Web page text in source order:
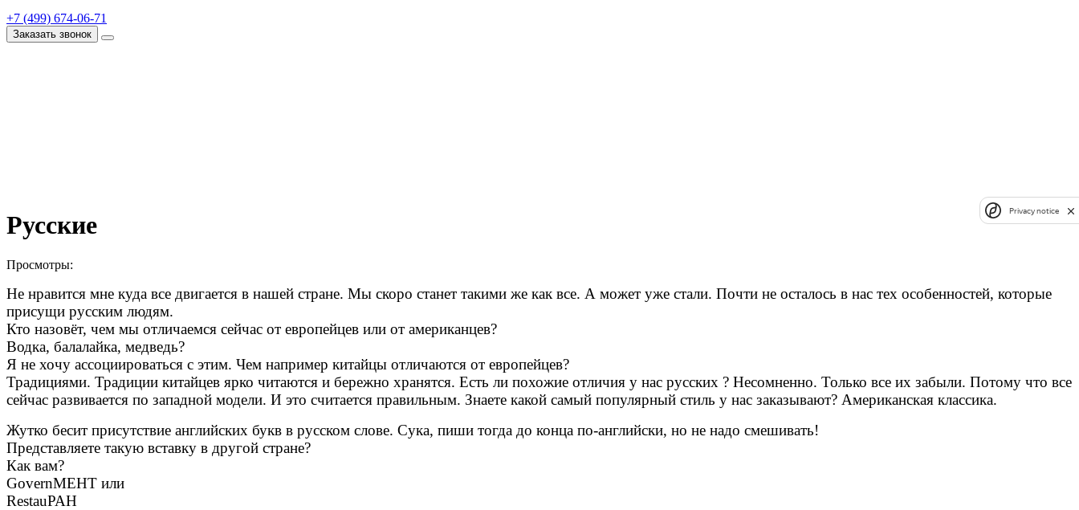
+7 (499) 674-06-71
Заказать звонок
Русские
Просмотры:
Не нравится мне куда все двигается в нашей стране. Мы скоро станет такими же как все. А может уже стали. Почти не осталось в нас тех особенностей, которые
присущи русским людям.
Кто назовёт, чем мы отличаемся сейчас от европейцев или от американцев?
Водка, балалайка, медведь?
Я не хочу ассоциироваться с этим. Чем например китайцы отличаются от европейцев?
Традициями. Традиции китайцев ярко читаются и бережно хранятся. Есть ли похожие отличия у нас русских ? Несомненно. Только все их забыли. Потому что все
сейчас развивается по западной модели. И это считается правильным. Знаете какой самый популярный стиль у нас заказывают? Американская классика.
Жутко бесит присутствие английских букв в русском слове. Сука, пиши тогда до конца по-английски, но не надо смешивать!
Представляете такую вставку в другой стране?
Как вам?
GovernМЕНТ или
RestauРАН
Privacy notice